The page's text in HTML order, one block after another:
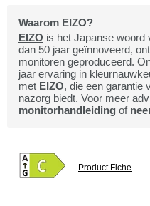
Waarom EIZO?
EIZO is het Japanse woord
dan 50 jaar geïnnoveerd,
monitoren geproduceerd.
jaar ervaring in
met EIZO, die een garantie
nazorg biedt. Voor meer
monitorhandleiding of
Product Fiche